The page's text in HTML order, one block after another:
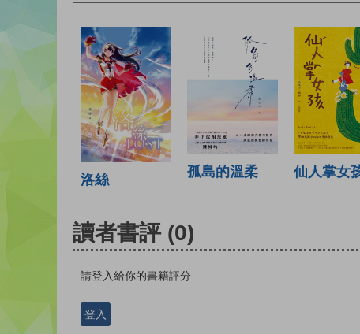
洛絲 孤島的溫柔 仙人掌女
讀者書評 (0)
請登入給你的書籍評分
登入